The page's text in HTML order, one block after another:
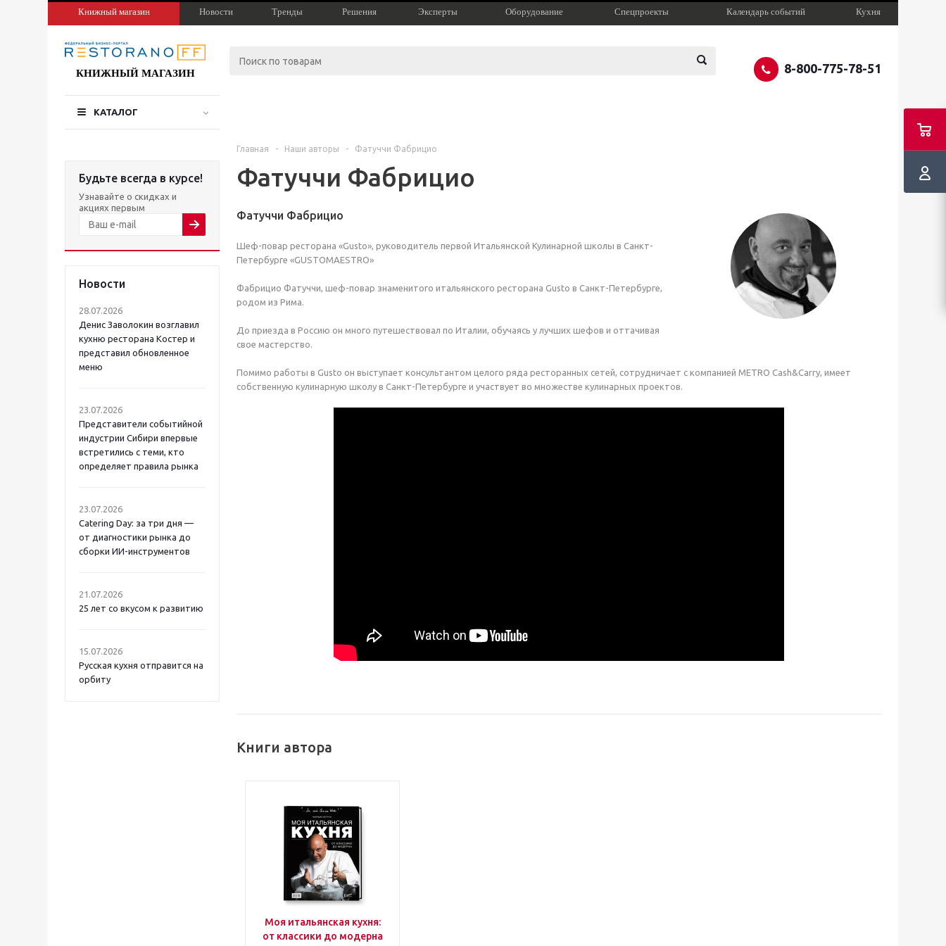
Книжный магазин Новости Тренды Решения Эксперты Оборудование Спецпроекты Календарь событий Кухня
КНИЖНЫЙ МАГАЗИН 8-800-775-78-51
КАТАЛОГ
Будьте всегда в курсе!
Узнавайте о скидках и
акциях первым
Новости
28.07.2026
Денис Заволокин возглавил
кухню ресторана Костер и
представил обновленное
меню
23.07.2026
Представители событийной
индустрии Сибири впервые
встретились с теми, кто
определяет правила рынка
23.07.2026
Catering Day: за три дня —
от диагностики рынка до
сборки ИИ-инструментов
21.07.2026
25 лет со вкусом к развитию
15.07.2026
Русская кухня отправится на
орбиту
Главная - Наши авторы - Фатуччи Фабрицио
Фатуччи Фабрицио
Фатуччи Фабрицио
Шеф-повар ресторана «Gusto», руководитель первой Итальянской Кулинарной школы в Санкт-
Петербурге «GUSTOMAESTRO»
Фабрицио Фатуччи, шеф-повар знаменитого итальянского ресторана Gusto в Санкт-Петербурге,
родом из Рима.
До приезда в Россию он много путешествовал по Италии, обучаясь у лучших шефов и оттачивая
свое мастерство.
Помимо работы в Gusto он выступает консультантом целого ряда ресторанных сетей, сотрудничает с компанией METRO Cash&Carry, имеет
собственную кулинарную школу в Санкт-Петербурге и участвует во множестве кулинарных проектов.
Книги автора
Моя итальянская кухня:
от классики до модерна